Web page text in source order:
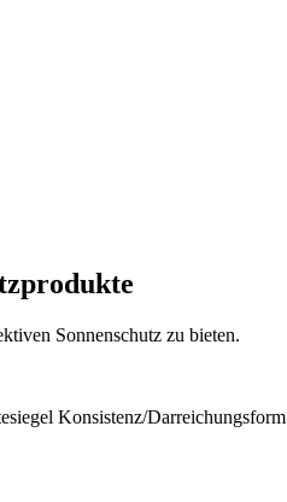
Sonnenschutz zu bieten.
Konsistenz/Darreichungsform